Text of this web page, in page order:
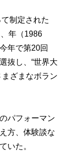
制定された
年（1986
年で第20回
抜し、“世界大
ざまなボラン
パフォーマン
方、体験談な
いた。